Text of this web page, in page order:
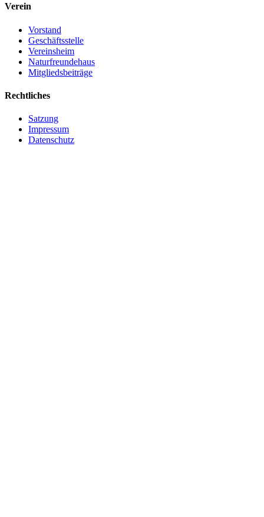
Verein
Vorstand
Geschäftsstelle
Vereinsheim
Naturfreundehaus
Mitgliedsbeiträge
Rechtliches
Satzung
Impressum
Datenschutz